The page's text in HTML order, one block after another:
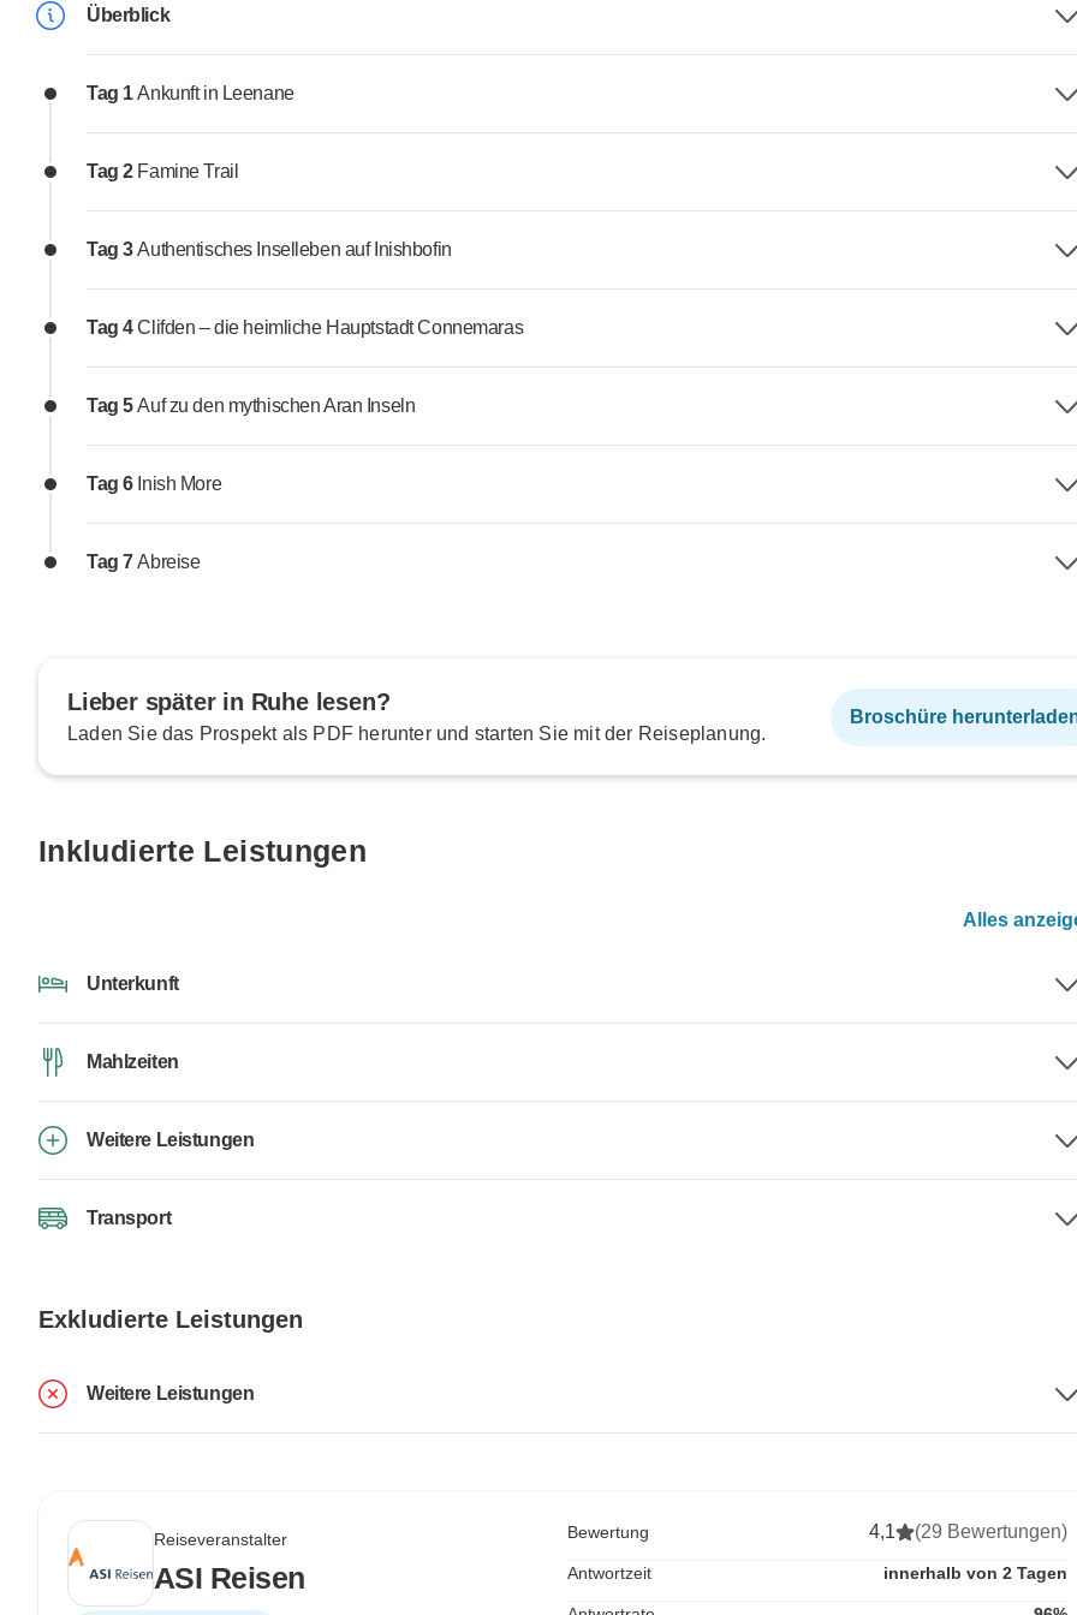
Überblick
Tag 1Ankunft in Leenane
Tag 2 Famine Trail
Tag 3Authentisches Inselleben auf Inishbofin
Tag 4Clifden – die heimliche Hauptstadt Connemaras
Tag 5Auf zu den mythischen Aran Inseln
Tag 6 Inish More
Tag 7Abreise
Lieber später in Ruhe lesen?
Laden Sie das Prospekt als PDF herunter und starten Sie mit der Reiseplanung.
Broschüre
Inkludierte Leistungen
Alles
Unterkunft
Mahlzeiten
Weitere Leistungen
Transport
Exkludierte Leistungen
Weitere Leistungen
Reiseveranstalter
ASI Reisen
Bewertung 4,1 (29 Bewertungen)
Antwortzeit innerhalb von 2 Tagen